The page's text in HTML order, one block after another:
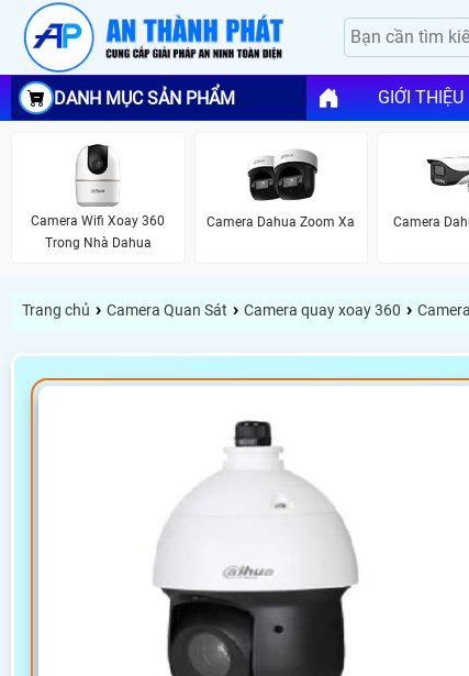
DANH MỤC SẢN PHẨM GIỚI THIỆU
Camera Wifi Xoay 360
Trong Nhà Dahua
Camera Dahua Zoom Xa Camera
Trang chủ › Camera Quan Sát › Camera quay xoay 360 ›